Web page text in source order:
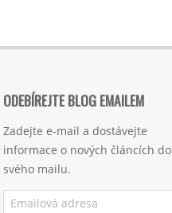
ODEBÍREJTE BLOG EMAILEM
Zadejte e-mail a dostávejte
informace o nových článcích do
svého mailu.
Emailová